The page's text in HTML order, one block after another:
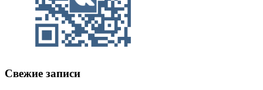
Свежие записи